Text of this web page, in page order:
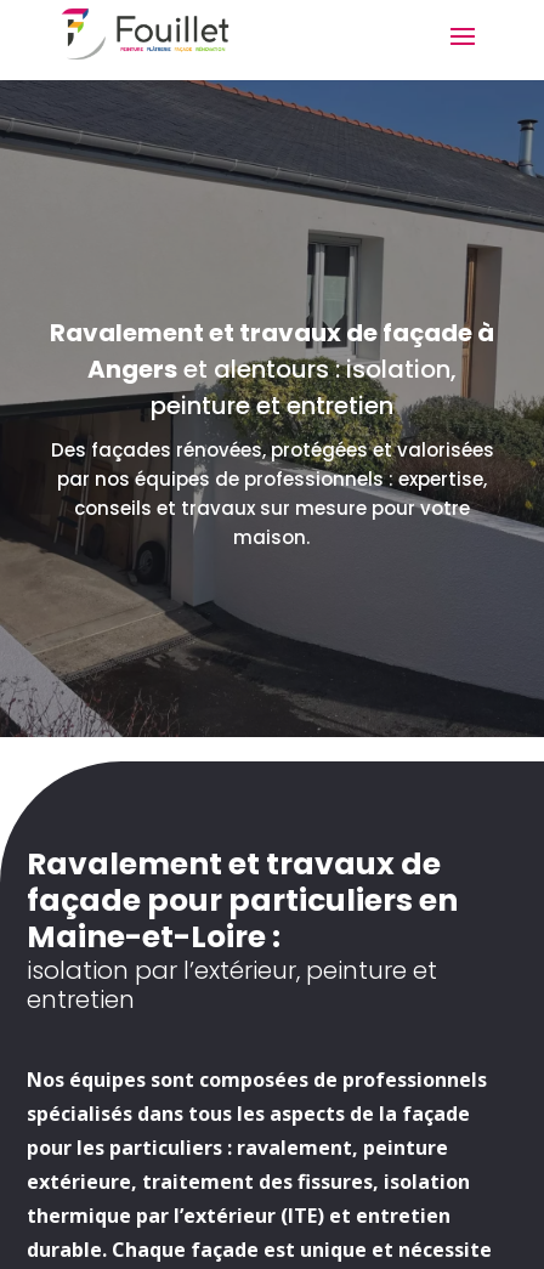
Ravalement et travaux de façade à
Angerset alentours : isolation,
peinture et entretien
Des façades rénovées, protégées et valorisées
par nos équipes de professionnels : expertise,
conseils et travaux sur mesure pour votre
maison.
Ravalement et travaux de
façade pour particuliers en
Maine-et-Loire :
isolation par l’extérieur, peinture et
entretien
Nos équipes sont composées de professionnels
spécialisés dans tous les aspects de la façade
pour les particuliers : ravalement, peinture
extérieure, traitement des fissures, isolation
thermique par l’extérieur (ITE) et entretien
durable. Chaque façade est unique et nécessite